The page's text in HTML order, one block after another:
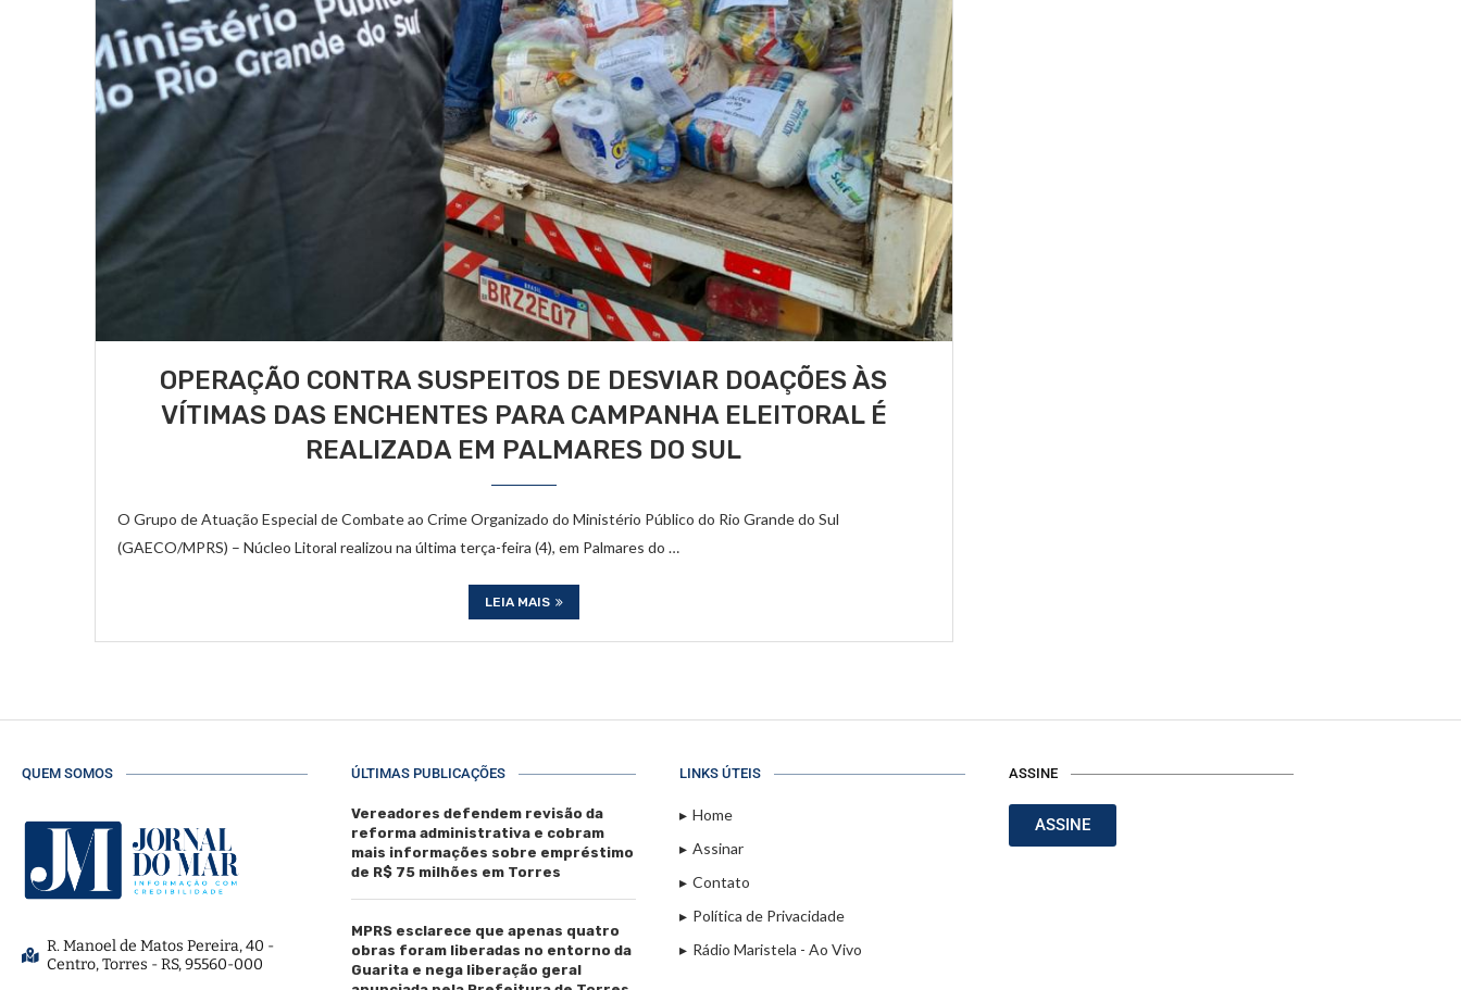
OPERAÇÃO CONTRA SUSPEITOS DE DESVIAR DOAÇÕES ÀS
VÍTIMAS DAS ENCHENTES PARA CAMPANHA ELEITORAL É
REALIZADA EM PALMARES DO SUL
O Grupo de Atuação Especial de Combate ao Crime Organizado do Ministério Público do Rio Grande do Sul
(GAECO/MPRS) – Núcleo Litoral realizou na última terça-feira (4), em Palmares do …
LEIA MAIS
QUEM SOMOS
R. Manoel de Matos Pereira, 40 -
Centro, Torres - RS, 95560-000
ÚLTIMAS PUBLICAÇÕES
Vereadores defendem revisão da
reforma administrativa e cobram
mais informações sobre empréstimo
de R$ 75 milhões em Torres
MPRS esclarece que apenas quatro
obras foram liberadas no entorno da
Guarita e nega liberação geral
LINKS ÚTEIS
Home
Assinar
Contato
Política de Privacidade
Rádio Maristela - Ao Vivo
ASSINE
ASSINE